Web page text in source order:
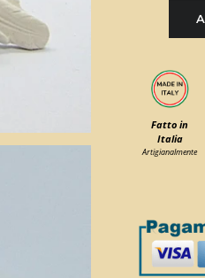
Fatto in
Italia
Artigianalmente